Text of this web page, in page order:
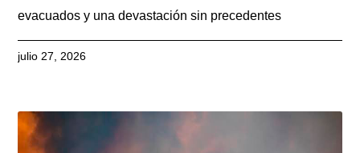
evacuados y una devastación sin precedentes
julio 27, 2026